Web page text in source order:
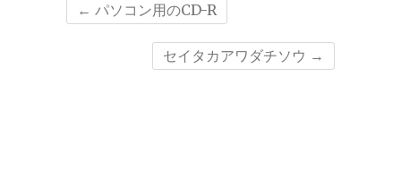
← パソコン用のCD-R
セイタカアワダチソウ →